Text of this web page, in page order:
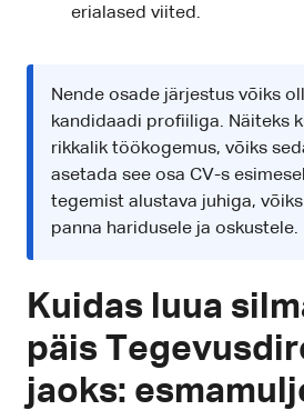
erialased viited.
Nende osade järjestus võiks
kandidaadi profiiliga. Näiteks
rikkalik töökogemus, võiks
asetada see osa CV-s
tegemist alustava juhiga,
panna haridusele ja oskustele.
Kuidas luua
päis
jaoks: